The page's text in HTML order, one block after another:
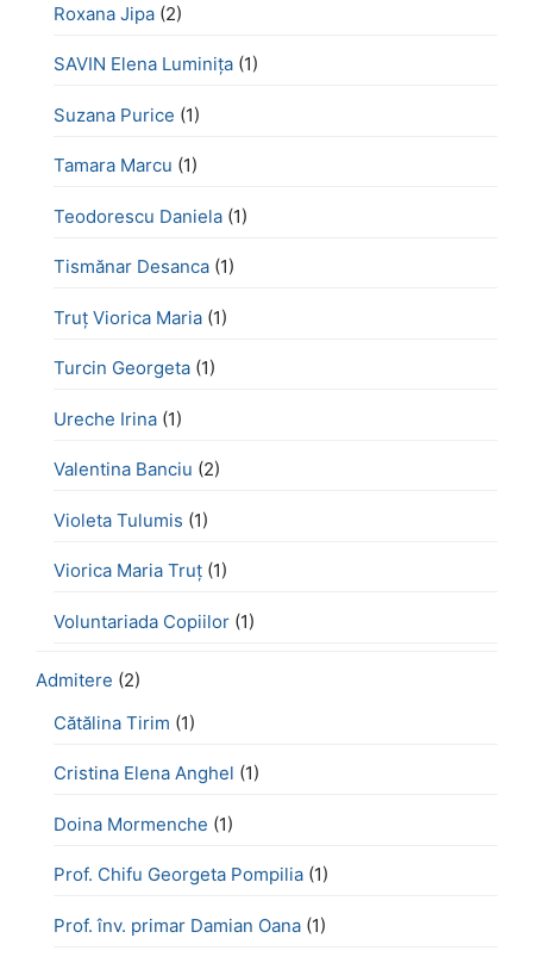
Roxana Jipa (2)
SAVIN Elena Luminița (1)
Suzana Purice (1)
Tamara Marcu (1)
Teodorescu Daniela (1)
Tismănar Desanca (1)
Truț Viorica Maria (1)
Turcin Georgeta (1)
Ureche Irina (1)
Valentina Banciu (2)
Violeta Tulumis (1)
Viorica Maria Truț (1)
Voluntariada Copiilor (1)
Admitere (2)
Cătălina Tirim (1)
Cristina Elena Anghel (1)
Doina Mormenche (1)
Prof. Chifu Georgeta Pompilia (1)
Prof. înv. primar Damian Oana (1)